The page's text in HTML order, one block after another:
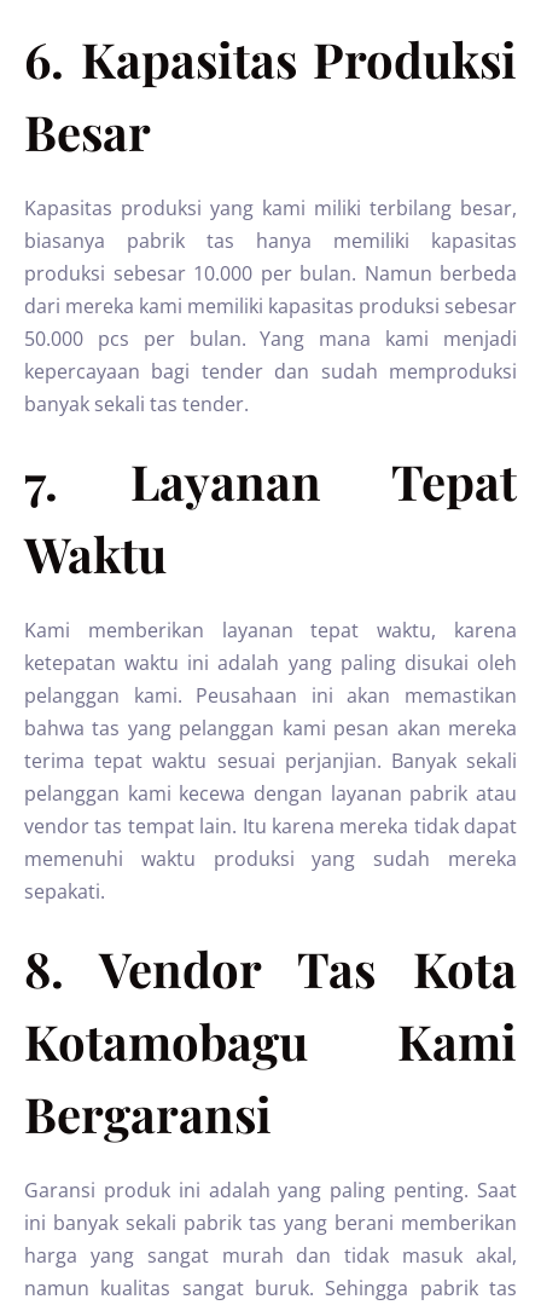
6. Kapasitas Produksi
Besar
Kapasitas produksi yang kami miliki terbilang besar,
biasanya pabrik tas hanya memiliki kapasitas
produksi sebesar 10.000 per bulan. Namun berbeda
dari mereka kami memiliki kapasitas produksi sebesar
50.000 pcs per bulan. Yang mana kami menjadi
kepercayaan bagi tender dan sudah memproduksi
banyak sekali tas tender.
7. Layanan Tepat
Waktu
Kami memberikan layanan tepat waktu, karena
ketepatan waktu ini adalah yang paling disukai oleh
pelanggan kami. Peusahaan ini akan memastikan
bahwa tas yang pelanggan kami pesan akan mereka
terima tepat waktu sesuai perjanjian. Banyak sekali
pelanggan kami kecewa dengan layanan pabrik atau
vendor tas tempat lain. Itu karena mereka tidak dapat
memenuhi waktu produksi yang sudah mereka
sepakati.
8. Vendor Tas Kota
Kotamobagu Kami
Bergaransi
Garansi produk ini adalah yang paling penting. Saat
ini banyak sekali pabrik tas yang berani memberikan
harga yang sangat murah dan tidak masuk akal,
namun kualitas sangat buruk. Sehingga pabrik tas